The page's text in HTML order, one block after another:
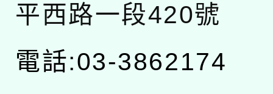
平西路一段420號
電話:03-3862174